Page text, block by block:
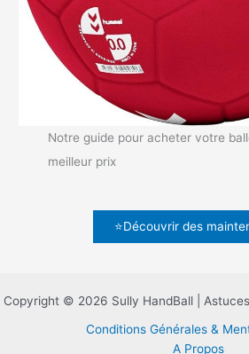
Notre guide pour acheter votre
meilleur prix
⭐Découvrir des
Copyright © 2026 Sully HandBall |
Conditions Générales &
A Propos